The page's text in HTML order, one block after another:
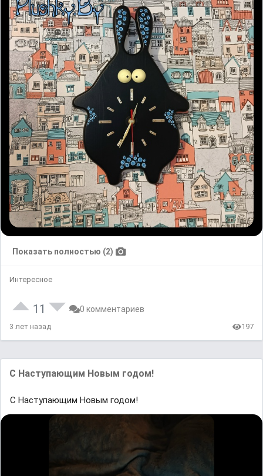
Показать полностью (2)
Интересное
11 0 комментариев
3 лет назад 197
С Наступающим Новым годом!
С Наступающим Новым годом!